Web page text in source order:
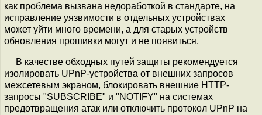
как проблема вызвана недоработкой в стандарте, на
исправление уязвимости в отдельных устройствах
может уйти много времени, а для старых устройств
обновления прошивки могут и не появиться.
В качестве обходных путей защиты рекомендуется
изолировать UPnP-устройства от внешних запросов
межсетевым экраном, блокировать внешние HTTP-
запросы "SUBSCRIBE" и "NOTIFY" на системах
предотвращения атак или отключить протокол UPnP на